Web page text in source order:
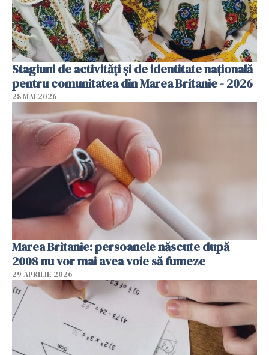
Stagiuni de activități și de identitate națională
pentru comunitatea din Marea Britanie - 2026
28 MAI 2026
Marea Britanie: persoanele născute după
2008 nu vor mai avea voie să fumeze
29 APRILIE 2026